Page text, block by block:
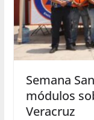
Semana
módulos
Veracruz